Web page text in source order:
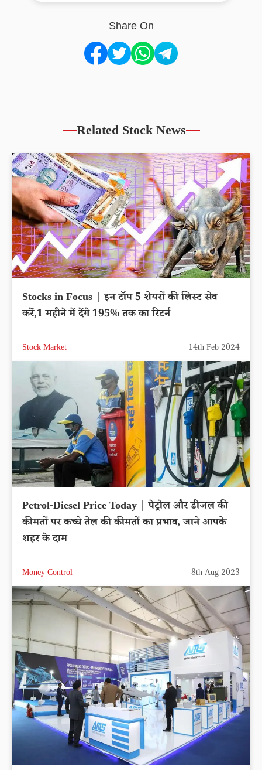
Share On
Related Stock News
Stocks in Focus | इन टॉप 5 शेयरों की लिस्ट सेव
करें,1 महीने में देंगे 195% तक का रिटर्न
Stock Market 14th Feb 2024
Petrol-Diesel Price Today | पेट्रोल और डीजल की
कीमतों पर कच्चे तेल की कीमतों का प्रभाव, जाने आपके
शहर के दाम
Money Control 8th Aug 2023